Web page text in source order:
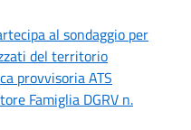
al sondaggio per
del territorio
provvisoria ATS
Famiglia DGRV n.